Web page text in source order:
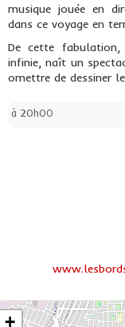
musique jouée en
dans ce voyage en
De cette fabulation,
infinie, naît un
omettre de dessiner
à 20h00
+